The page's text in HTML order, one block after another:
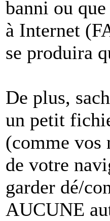
banni ou
à Internet
se produira
De plus,
un petit
(comme vos
de votre
garder dé/
AUCUNE